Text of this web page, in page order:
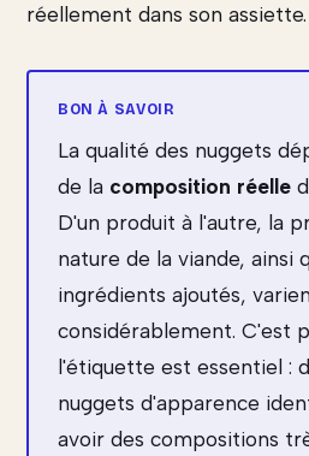
réellement dans son assiette.
La qualité des nuggets
de la composition réelle
D'un produit à l'autre, la
nature de la viande, ainsi
ingrédients ajoutés,
considérablement. C'est
l'étiquette est essentiel :
nuggets d'apparence
avoir des compositions